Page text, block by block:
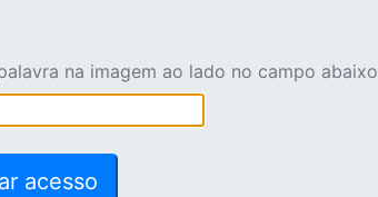
na imagem ao lado no campo abaixo